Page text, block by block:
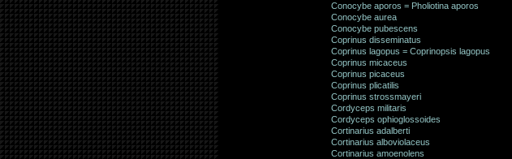
Conocybe aporos = Pholiotina aporos
Conocybe aurea
Conocybe pubescens
Coprinus disseminatus
Coprinus lagopus = Coprinopsis lagopus
Coprinus micaceus
Coprinus picaceus
Coprinus plicatilis
Coprinus strossmayeri
Cordyceps militaris
Cordyceps ophioglossoides
Cortinarius adalberti
Cortinarius alboviolaceus
Cortinarius amoenolens